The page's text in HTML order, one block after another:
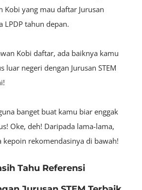
Kobi yang mau daftar Jurusan
LPDP tahun depan.
Kobi daftar, ada baiknya kamu
luar negeri dengan Jurusan STEM
banget buat kamu biar enggak
Oke, deh! Daripada lama-lama,
kepoin rekomendasinya di bawah!
Tahu Referensi